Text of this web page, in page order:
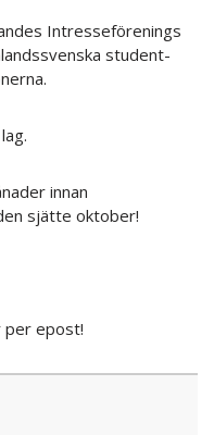
Intresseförenings
student-
innan
sjätte oktober!
per epost!